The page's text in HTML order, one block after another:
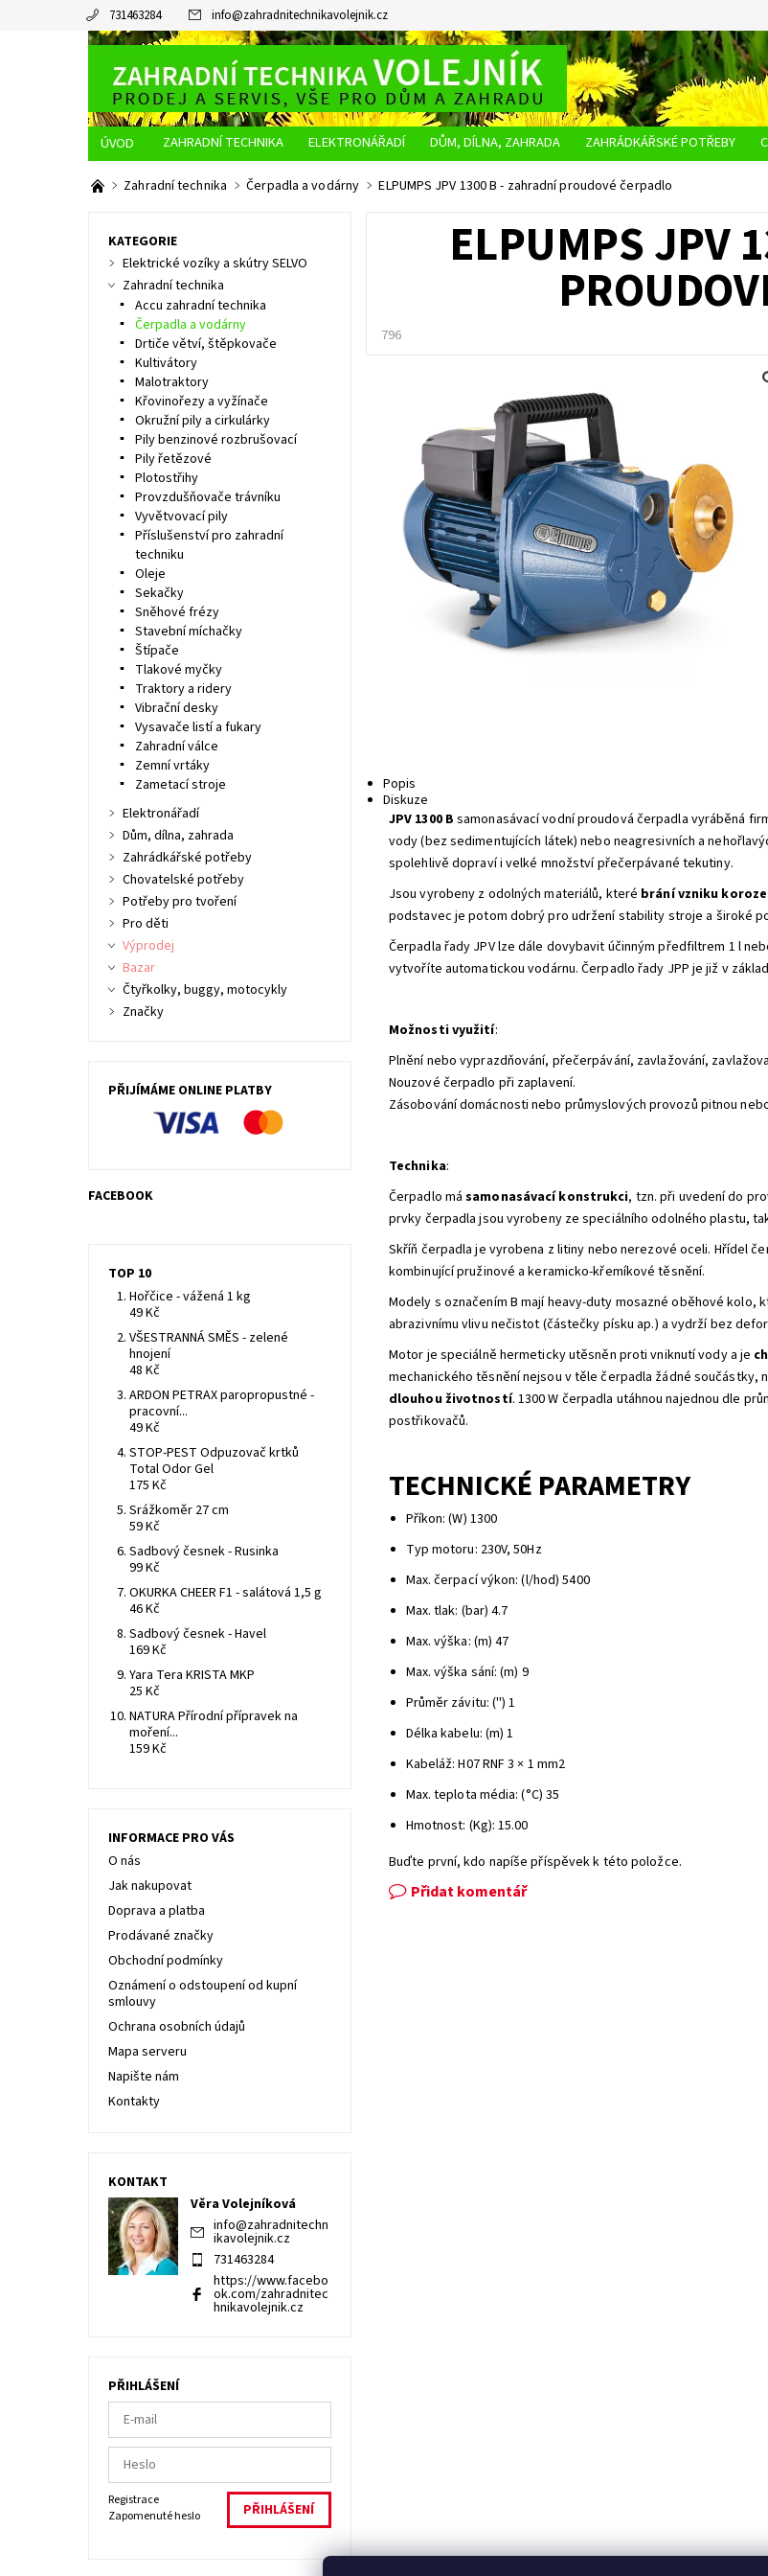
731463284 info@zahradnitechnikavolejnik.cz
ZAHRADNÍ TECHNIKA ELEKTRONÁŘADÍ DŮM, DÍLNA, ZAHRADA ZAHRÁDKÁŘSKÉ POTŘEBY
O NÁS
JAK NAKUPOVAT DOPRAVA A PLATBA OBCHODNÍ PODMÍNKY OCHRANA OSOBNÍCH ÚDAJŮ
Zahradní technika Čerpadla a vodárny ELPUMPS JPV 1300 B - zahradní proudové čerpadlo
ELPUMPS JPV
796
Popis
Diskuze
JPV 1300 B samonasávací vodní proudová čerpadla vyráběná
vody (bez sedimentujících látek) nebo neagresivních a
spolehlivě dopraví i velké množství přečerpávané tekutiny.
Jsou vyrobeny z odolných materiálů, které brání vzniku koroze
podstavec je potom dobrý pro udržení stability stroje a široké
Čerpadla řady JPV lze dále dovybavit účinným předfiltrem 1 l
vytvoříte automatickou vodárnu. Čerpadlo řady JPP je již v
Možnosti využití:
Plnění nebo vyprazdňování, přečerpávání, zavlažování,
Nouzové čerpadlo při zaplavení.
Zásobování domácnosti nebo průmyslových provozů pitnou
Technika:
Čerpadlo másamonasávací konstrukci, tzn. při uvedení do
prvky čerpadla jsou vyrobeny ze speciálního odolného plastu,
Skříň čerpadla je vyrobena z litiny nebo nerezové oceli. Hřídel
kombinující pružinové a keramicko-křemíkové těsnění.
Modely s označením B mají heavy-duty mosazné oběhové kolo,
abrazivnímu vlivu nečistot (částečky písku ap.) a vydrží bez
Motor je speciálně hermeticky utěsněn proti vniknutí vody a je
mechanického těsnění nejsou v těle čerpadla žádné součástky,
dlouhou životností. 1300 W čerpadla utáhnou najednou dle
postřikovačů.
TECHNICKÉ PARAMETRY
Příkon: (W) 1300
Typ motoru: 230V, 50Hz
Max. čerpací výkon: (l/hod) 5400
Max. tlak: (bar) 4.7
Max. výška: (m) 47
Max. výška sání: (m) 9
Průměr závitu: ('') 1
Délka kabelu: (m) 1
Kabeláž: H07 RNF 3 × 1 mm2
Max. teplota média: (°C) 35
Hmotnost: (Kg): 15.00
Buďte první, kdo napíše příspěvek k této položce.
Přidat komentář
KATEGORIE
Elektrické vozíky a skútry SELVO
Zahradní technika
Accu zahradní technika
Čerpadla a vodárny
Drtiče větví, štěpkovače
Kultivátory
Malotraktory
Křovinořezy a vyžínače
Okružní pily a cirkulárky
Pily benzinové rozbrušovací
Pily řetězové
Plotostřihy
Provzdušňovače trávníku
Vyvětvovací pily
Příslušenství pro zahradní
techniku
Oleje
Sekačky
Sněhové frézy
Stavební míchačky
Štípače
Tlakové myčky
Traktory a ridery
Vibrační desky
Vysavače listí a fukary
Zahradní válce
Zemní vrtáky
Zametací stroje
Elektronářadí
Dům, dílna, zahrada
Zahrádkářské potřeby
Chovatelské potřeby
Potřeby pro tvoření
Pro děti
Výprodej
Bazar
Čtyřkolky, buggy, motocykly
Značky
PŘIJÍMÁME ONLINE PLATBY
FACEBOOK
TOP 10
Hořčice - vážená 1 kg
49 Kč
VŠESTRANNÁ SMĚS - zelené
hnojení
48 Kč
ARDON PETRAX paropropustné -
pracovní...
49 Kč
STOP-PEST Odpuzovač krtků
Total Odor Gel
175 Kč
Srážkoměr 27 cm
59 Kč
Sadbový česnek - Rusinka
99 Kč
OKURKA CHEER F1 - salátová 1,5 g
46 Kč
Sadbový česnek - Havel
169 Kč
Yara Tera KRISTA MKP
25 Kč
NATURA Přírodní přípravek na
moření...
159 Kč
INFORMACE PRO VÁS
O nás
Jak nakupovat
Doprava a platba
Prodávané značky
Obchodní podmínky
Oznámení o odstoupení od kupní
smlouvy
Ochrana osobních údajů
Mapa serveru
Napište nám
Kontakty
KONTAKT
Věra Volejníková
info@zahradnitechn
ikavolejnik.cz
731463284
https://www.facebo
ok.com/zahradnitec
hnikavolejnik.cz
PŘIHLÁŠENÍ
Registrace
Zapomenuté heslo